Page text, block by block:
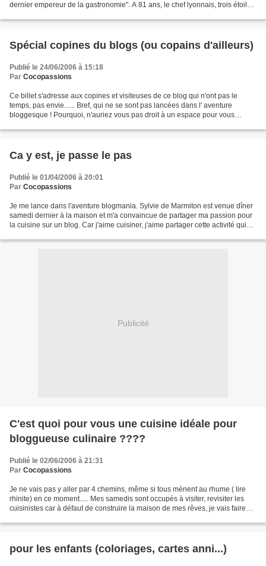
dernier empereur de la gastronomie". A 81 ans, le chef lyonnais, trois étoiles
Spécial copines du blogs (ou copains d'ailleurs)
Publié le 24/06/2006 à 15:18
Par Cocopassions
Ce billet s'adresse aux copines et visiteuses de ce blog qui n'ont pas le
temps, pas envie...... Bref, qui ne se sont pas lancées dans l' aventure
bloggesque ! Pourquoi, n'auriez vous pas droit à un espace pour vous
Ca y est, je passe le pas
Publié le 01/04/2006 à 20:01
Par Cocopassions
Je me lance dans l'aventure blogmania. Sylvie de Marmiton est venue dîner
samedi dernier à la maison et m'a convaincue de partager ma passion pour
la cuisine sur un blog. Car j'aime cuisiner, j'aime partager cette activité qui
Publicité
C'est quoi pour vous une cuisine idéale pour
bloggueuse culinaire ????
Publié le 02/06/2006 à 21:31
Par Cocopassions
Je ne vais pas y aller par 4 chemins, même si tous mènent au rhume ( lire
rhinite) en ce moment..... Mes samedis sont occupés à visiter, revisiter les
cuisinistes car à défaut de construire la maison de mes rêves, je vais faire
pour les enfants (coloriages, cartes anni...)